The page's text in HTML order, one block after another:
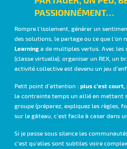
PASSIONNÉMENT…
Rompre l’isolement, générer un
des solutions, le partage ou ce que l’on
Learning a de multiples vertus. Avec
(classe virtuelle), organiser un REX, un
activité collective est devenu un jeu
Petit point d’attention :plus c’est
la contrainte temps un allié en mettant
groupe (préparez, expliquez les règles,
sur le gâteau, c’est facile à caser dans
Si je passe sous silence les
c’est qu’elles sont subtiles voire